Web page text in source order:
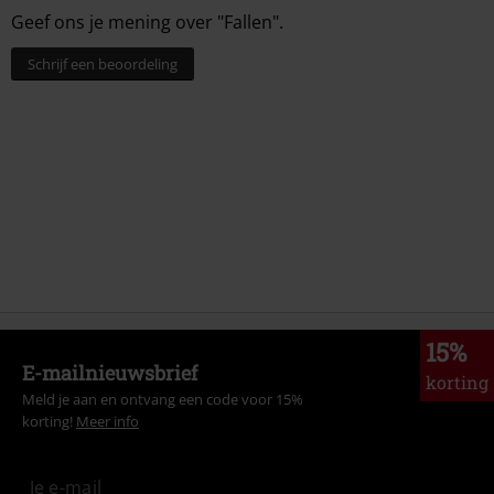
Geef ons je mening over "Fallen".
Schrijf een beoordeling
15%
korting
E-mailnieuwsbrief
Meld je aan en ontvang een code voor 15%
korting! Meer info